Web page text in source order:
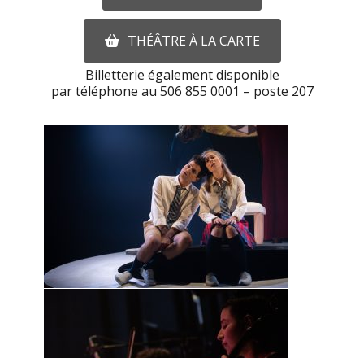
THÉÂTRE À LA CARTE
Billetterie également disponible
par téléphone au 506 855 0001 – poste 207